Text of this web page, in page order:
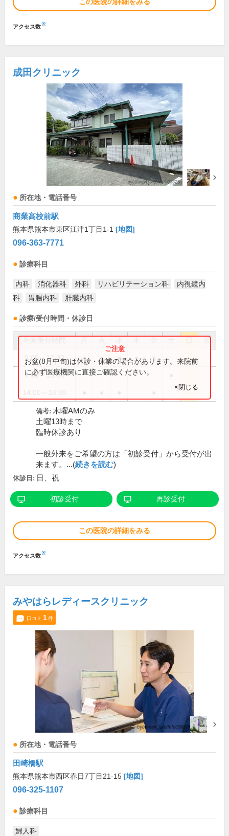
アクセス数※
成田クリニック
所在地・電話番号
商業高校前駅
熊本県熊本市東区江津1丁目1-1 [地図]
096-363-7771
診療科目
内科 消化器科 外科 リハビリテーション科
内視鏡内
科
胃腸内科 肝臓内科
診療/受付時間・休診日
祝
9:00～12:30 ● ● ● ● ●
9:00～13:00
お盆(8月中旬)は休診・休業の場合があります。来院前
に必ず医療機関に直接ご確認ください。
×閉じる
備考: 木曜AMのみ
土曜13時まで
臨時休診あり
一般外来をご希望の方は「初診受付」から受付が出
来ます。...(続きを読む)
休診日: 日、祝
初診受付 再診受付
この医院の詳細をみる
アクセス数※
みやはらレディースクリニック
口コミ 1件
所在地・電話番号
田崎橋駅
熊本県熊本市西区春日7丁目21-15 [地図]
096-325-1107
診療科目
婦人科